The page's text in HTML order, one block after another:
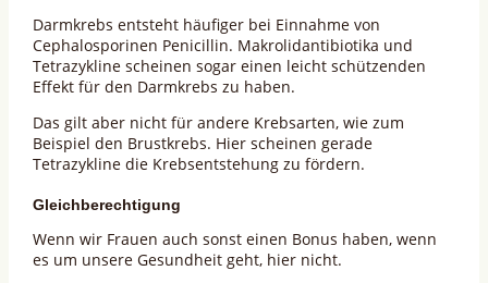
Darmkrebs entsteht häufiger bei Einnahme von
Cephalosporinen Penicillin. Makrolidantibiotika und
Tetrazykline scheinen sogar einen leicht schützenden
Effekt für den Darmkrebs zu haben.
Das gilt aber nicht für andere Krebsarten, wie zum
Beispiel den Brustkrebs. Hier scheinen gerade
Tetrazykline die Krebsentstehung zu fördern.
Gleichberechtigung
Wenn wir Frauen auch sonst einen Bonus haben, wenn
es um unsere Gesundheit geht, hier nicht.